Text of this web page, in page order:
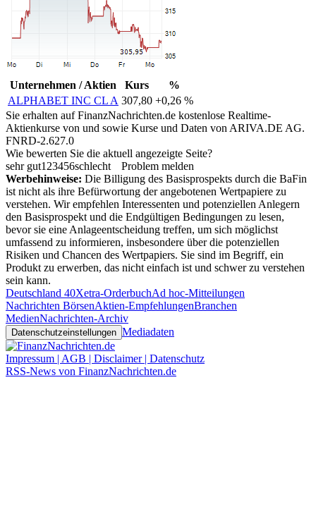
Unternehmen / Aktien Kurs
%
ALPHABET INC CL A 307,80 +0,26 %
Sie erhalten auf FinanzNachrichten.de kostenlose Realtime-
Aktienkurse von und sowie Kurse und Daten von ARIVA.DE AG.
FNRD-2.627.0
Wie bewerten Sie die aktuell angezeigte Seite?
sehr gut1 23456schlecht
Problem melden
Werbehinweise: Die Billigung des Basisprospekts durch die BaFin
ist nicht als ihre Befürwortung der angebotenen Wertpapiere zu
verstehen. Wir empfehlen Interessenten und potenziellen Anlegern
den Basisprospekt und die Endgültigen Bedingungen zu lesen,
bevor sie eine Anlageentscheidung treffen, um sich möglichst
umfassend zu informieren, insbesondere über die potenziellen
Risiken und Chancen des Wertpapiers. Sie sind im Begriff, ein
Produkt zu erwerben, das nicht einfach ist und schwer zu verstehen
sein kann.
Deutschland 40Xetra-OrderbuchAd hoc-Mitteilungen
Nachrichten BörsenAktien-EmpfehlungenBranchen
MedienNachrichten-Archiv
Datenschutzeinstellungen Mediadaten
Impressum | AGB | Disclaimer | Datenschutz
RSS-News von FinanzNachrichten.de